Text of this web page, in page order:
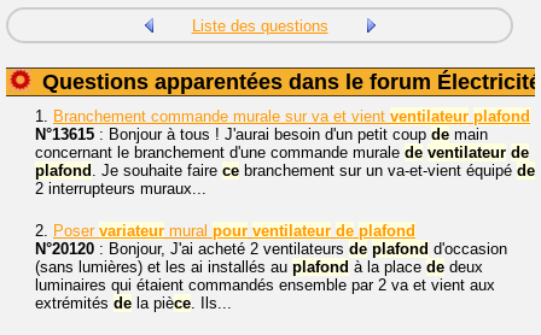
Liste des questions
Questions apparentées dans le forum Électricité
1. Branchement commande murale sur va et vient ventilateur plafond
N°13615 : Bonjour à tous ! J'aurai besoin d'un petit coup de main
concernant le branchement d'une commande murale de ventilateur de
plafond . Je souhaite faire ce branchement sur un va-et-vient équipé de
2 interrupteurs muraux...
2. Poser variateur mural pour ventilateur de plafond
N°20120 : Bonjour, J'ai acheté 2 ventilateurs de plafond d'occasion
(sans lumières) et les ai installés au plafond à la place de deux
luminaires qui étaient commandés ensemble par 2 va et vient aux
extrémités de la pièce. Ils...